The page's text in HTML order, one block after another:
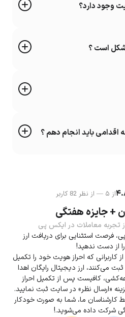
وجود دارد؟
شکل است ؟
باید انجام دهم ؟
از ۵ — از نظر 82 کاربر
+ جایزه هفتگی
تجربه معاملات در ایکس پی
فرصت استثنایی برای دریافت ارز
از دست ندهید!
کاربرانی که احراز هویت خود را تکمیل
می‌کنند، ارز دیجیتال رایگان اهدا
کافیست پس از تکمیل احراز
«ارسال نظر» در سایت ثبت نمایید.
کارشناسان ما، شما به صورت خودکار
شرکت داده می‌شوید.!